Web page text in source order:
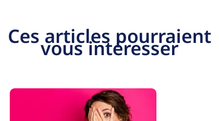
Ces articles pourraient
vous intéresser